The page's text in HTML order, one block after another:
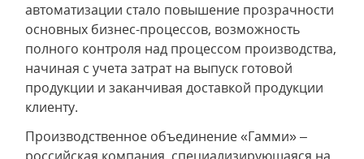
автоматизации стало повышение прозрачности
основных бизнес-процессов, возможность
полного контроля над процессом производства,
начиная с учета затрат на выпуск готовой
продукции и заканчивая доставкой продукции
клиенту.
Производственное объединение «Гамми» –